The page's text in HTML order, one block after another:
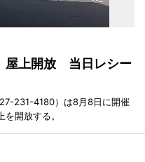
屋上開放 当日レシー
231-4180）は8月8日に開催
開放する。